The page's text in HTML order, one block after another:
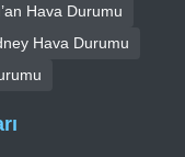
Hava Durumu
Hava Durumu